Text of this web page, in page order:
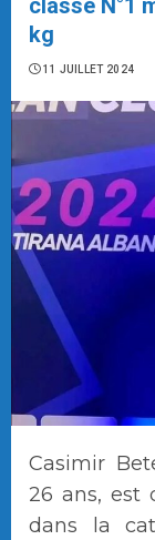
classé N°1
kg
11 JUILLET 2024
Casimir
26 ans, est
dans la